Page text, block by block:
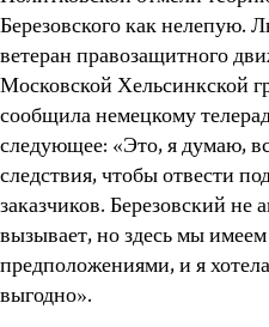
Березовского как нелепую.
ветеран правозащитного
Московской Хельсинкской
сообщила немецкому
следующее: «Это, я думаю,
следствия, чтобы отвести
заказчиков. Березовский
вызывает, но здесь мы
предположениями, и я
выгодно».